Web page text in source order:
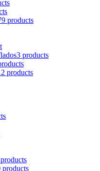
products
3 products
products
products